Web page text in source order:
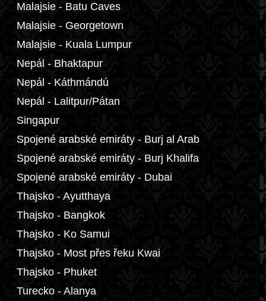
Malajsie - Batu Caves
Malajsie - Georgetown
Malajsie - Kuala Lumpur
Nepál - Bhaktapur
Nepál - Káthmándú
Nepál - Lalitpur/Pátan
Singapur
Spojené arabské emiráty - Burj al Arab
Spojené arabské emiráty - Burj Khalifa
Spojené arabské emiráty - Dubai
Thajsko - Ayutthaya
Thajsko - Bangkok
Thajsko - Ko Samui
Thajsko - Most přes řeku Kwai
Thajsko - Phuket
Turecko - Alanya